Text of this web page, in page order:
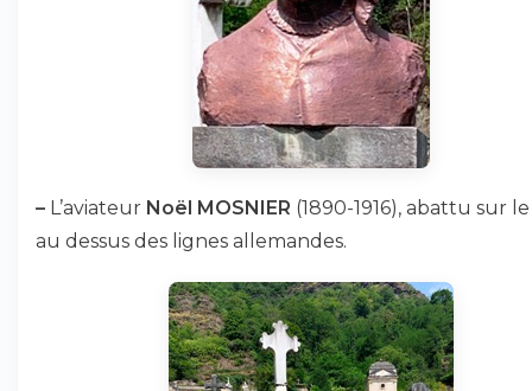
– L’aviateur Noël MOSNIER (1890-1916), abattu sur
au dessus des lignes allemandes.